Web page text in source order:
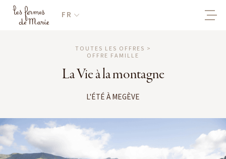
FR
TOUTES LES OFFRES >
OFFRE FAMILLE
La Vie à la montagne
L'ÉTÉ À MEGÈVE